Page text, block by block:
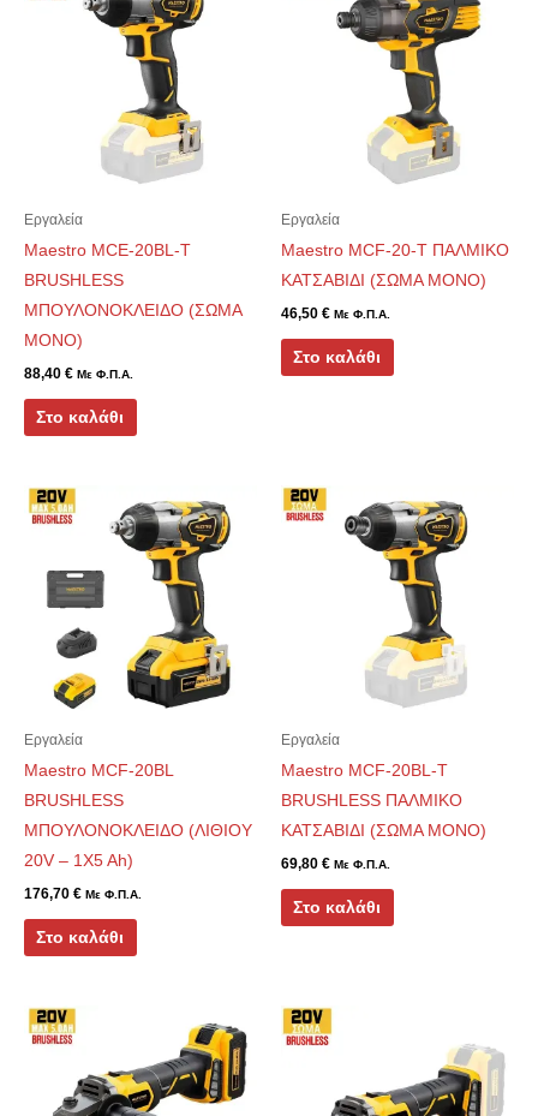
Εργαλεία
Maestro MCE-20BL-T
BRUSHLESS
ΜΠΟΥΛΟΝΟΚΛΕΙΔΟ (ΣΩΜΑ
ΜΟΝΟ)
88,40 € Με Φ.Π.Α.
Στο καλάθι
Εργαλεία
Maestro MCF-20-T ΠΑΛΜΙΚΟ
ΚΑΤΣΑΒΙΔΙ (ΣΩΜΑ ΜΟΝΟ)
46,50 € Με Φ.Π.Α.
Στο καλάθι
Εργαλεία
Maestro MCF-20BL
BRUSHLESS
ΜΠΟΥΛΟΝΟΚΛΕΙΔΟ (ΛΙΘΙΟΥ
20V – 1X5 Ah)
176,70 € Με Φ.Π.Α.
Στο καλάθι
Εργαλεία
Maestro MCF-20BL-T
BRUSHLESS ΠΑΛΜΙΚΟ
ΚΑΤΣΑΒΙΔΙ (ΣΩΜΑ ΜΟΝΟ)
69,80 € Με Φ.Π.Α.
Στο καλάθι